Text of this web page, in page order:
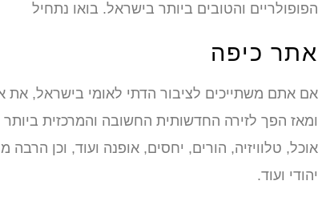
הפופולריים והטובים ביותר בישראל. בואו נתחיל
אתר כיפה
אם אתם משתייכים לציבור הדתי לאומי בישראל, את
ומאז הפך לזירה החדשותית החשובה והמרכזית ביותר
אוכל, טלוויזיה, הורים, יחסים, אופנה ועוד, וכן
יהודי ועוד.